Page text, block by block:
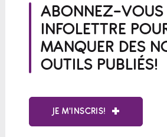
ABONNEZ-VOUS
INFOLETTRE
MANQUER DES
OUTILS PUBLIÉS!
JE M'INSCRIS!